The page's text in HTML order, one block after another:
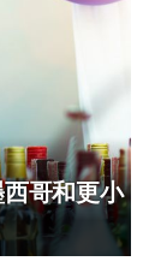
哥和更小